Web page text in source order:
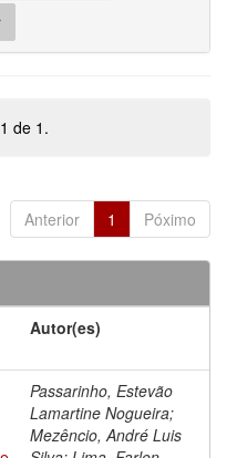
de 1.
Anterior 1 Póximo
Autor(es)
Passarinho, Estevão
Lamartine Nogueira;
Mezêncio, André Luis